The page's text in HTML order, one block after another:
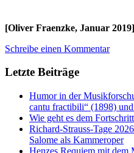
[Oliver Fraenzke, Januar 2019]
Schreibe einen Kommentar
Letzte Beiträge
Humor in der
cantu fractibili“ (1898)
Wie geht es dem
Richard-Strauss-Tage
Salome als Kammeroper
Henzes Requiem mit dem